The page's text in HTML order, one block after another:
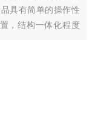
具有简单的操作性
，结构一体化程度
安全隐患，保证设